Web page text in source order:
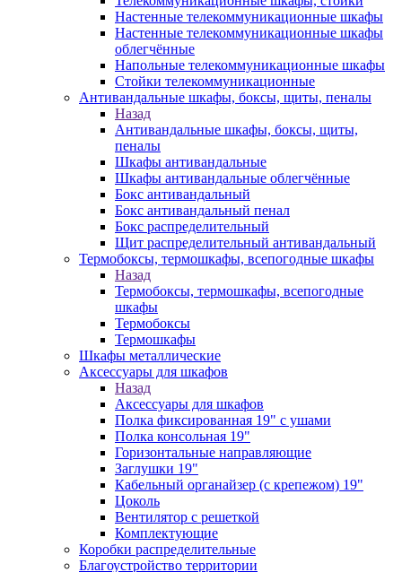
Настенные телекоммуникационные шкафы
Настенные телекоммуникационные шкафы
облегчённые
Напольные телекоммуникационные шкафы
Стойки телекоммуникационные
Антивандальные шкафы, боксы, щиты, пеналы
Назад
Антивандальные шкафы, боксы, щиты,
пеналы
Шкафы антивандальные
Шкафы антивандальные облегчённые
Бокс антивандальный
Бокс антивандальный пенал
Бокс распределительный
Щит распределительный антивандальный
Термобоксы, термошкафы, всепогодные шкафы
Назад
Термобоксы, термошкафы, всепогодные
шкафы
Термобоксы
Термошкафы
Шкафы металлические
Аксессуары для шкафов
Назад
Аксессуары для шкафов
Полка фиксированная 19" с ушами
Полка консольная 19"
Горизонтальные направляющие
Заглушки 19"
Кабельный органайзер (с крепежом) 19"
Цоколь
Вентилятор с решеткой
Комплектующие
Коробки распределительные
Благоустройство территории